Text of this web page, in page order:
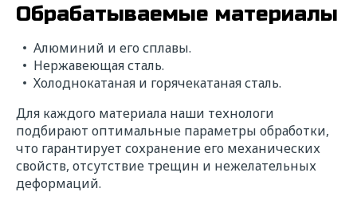
Обрабатываемые материалы
Алюминий и его сплавы.
Нержавеющая сталь.
Холоднокатаная и горячекатаная сталь.
Для каждого материала наши технологи
подбирают оптимальные параметры обработки,
что гарантирует сохранение его механических
свойств, отсутствие трещин и нежелательных
деформаций.